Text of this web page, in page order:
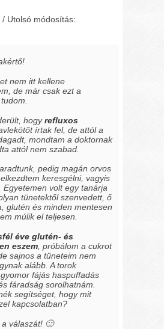
Utolsó módosítás:
nem itt kellene
de már csak ezt a
hogyrefluxos
írtak fel, de attól a
mondtam a doktornak
attól nem szabad.
pedig magán orvos
keresgélni, vagyis
Egyetemen volt egy tanárja
tünetektől szenvedett, ő
glutén és minden mentesen
múlik el teljesen.
éve glutén- és
eszem , próbálom a cukrot
sajnos a tüneteim nem
alább. A torok
fájás haspuffadás
fáradság sorolhatnám.
segítséget, hogy mit
kapcsolatban?
válaszát! 🙂